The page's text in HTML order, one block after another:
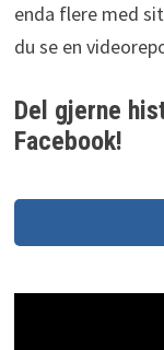
enda flere med
du se en
Del gjerne
Facebook!